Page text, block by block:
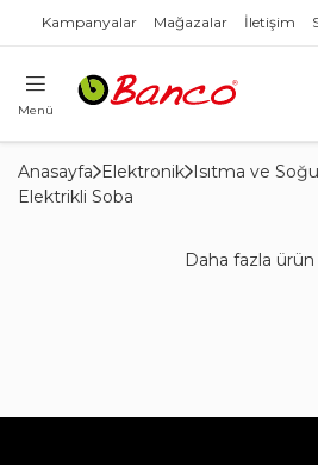
Kampanyalar Mağazalar İletişim
Menü
Anasayfa Elektronik
Isıtma ve
Elektrikli Soba
Daha fazla